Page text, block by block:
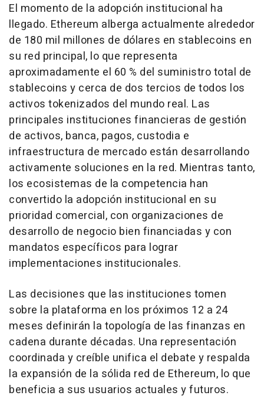
El momento de la adopción institucional ha
llegado. Ethereum alberga actualmente alrededor
de 180 mil millones de dólares en stablecoins en
su red principal, lo que representa
aproximadamente el 60 % del suministro total de
stablecoins y cerca de dos tercios de todos los
activos tokenizados del mundo real. Las
principales instituciones financieras de gestión
de activos, banca, pagos, custodia e
infraestructura de mercado están desarrollando
activamente soluciones en la red. Mientras tanto,
los ecosistemas de la competencia han
convertido la adopción institucional en su
prioridad comercial, con organizaciones de
desarrollo de negocio bien financiadas y con
mandatos específicos para lograr
implementaciones institucionales.
Las decisiones que las instituciones tomen
sobre la plataforma en los próximos 12 a 24
meses definirán la topología de las finanzas en
cadena durante décadas. Una representación
coordinada y creíble unifica el debate y respalda
la expansión de la sólida red de Ethereum, lo que
beneficia a sus usuarios actuales y futuros.